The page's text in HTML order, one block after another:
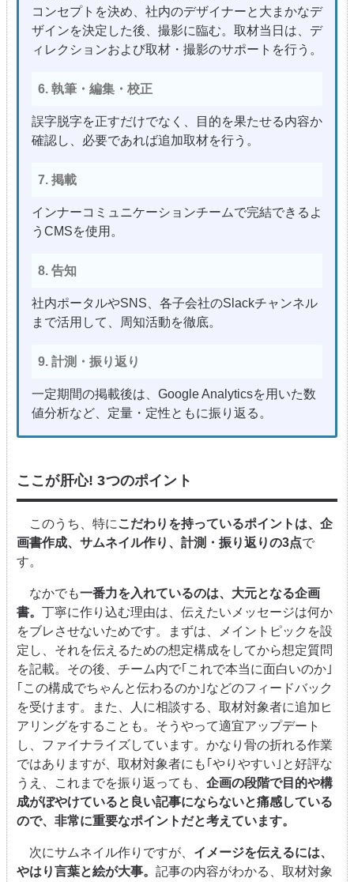
コンセプトを決め、社内のデザイナーと大まかなデ
ザインを決定した後、撮影に臨む。取材当日は、デ
ィレクションおよび取材・撮影のサポートを行う。
6. 執筆・編集・校正
誤字脱字を正すだけでなく、目的を果たせる内容か
確認し、必要であれば追加取材を行う。
7. 掲載
インナーコミュニケーションチームで完結できるよ
うCMSを使用。
8. 告知
社内ポータルやSNS、各子会社のSlackチャンネル
まで活用して、周知活動を徹底。
9. 計測・振り返り
一定期間の掲載後は、Google Analyticsを用いた数
値分析など、定量・定性ともに振り返る。
ここが肝心! 3つのポイント
このうち、特に こだわりを持っているポイントは、企
画書作成、サムネイル作り、計測・振り返りの3点で
す。
なかでも一番力を入れているのは、大元となる企画
書。 丁寧に作り込む理由は、伝えたいメッセージは何か
をブレさせないためです。まずは、メイントピックを設
定し、それを伝えるための想定構成をしてから想定質問
を記載。その後、チーム内で｢これで本当に面白いのか｣
｢この構成でちゃんと伝わるのか｣などのフィードバック
を受けます。また、人に相談する、取材対象者に追加ヒ
アリングをすることも。そうやって適宜アップデート
し、ファイナライズしています。かなり骨の折れる作業
ではありますが、取材対象者にも｢やりやすい｣と好評な
うえ、これまでを振り返っても、 企画の段階で目的や構
成がぼやけていると良い記事にならないと痛感している
ので、非常に重要なポイントだと考えています。
次にサムネイル作りですが、 イメージを伝えるには、
やはり言葉と絵が大事。 記事の内容がわかる、取材対象